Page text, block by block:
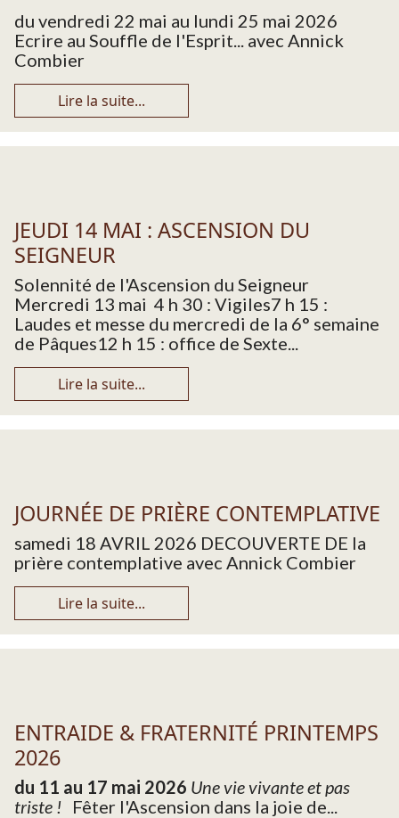
du vendredi 22 mai au lundi 25 mai 2026
Ecrire au Souffle de l'Esprit... avec Annick
Combier
Lire la suite...
JEUDI 14 MAI : ASCENSION DU
SEIGNEUR
Solennité de l'Ascension du Seigneur
Mercredi 13 mai 4 h 30 : Vigiles7 h 15 :
Laudes et messe du mercredi de la 6° semaine
de Pâques12 h 15 : office de Sexte...
Lire la suite...
JOURNÉE DE PRIÈRE CONTEMPLATIVE
samedi 18 AVRIL 2026 DECOUVERTE DE la
prière contemplative avec Annick Combier
Lire la suite...
ENTRAIDE & FRATERNITÉ PRINTEMPS
2026
du 11 au 17 mai 2026 Une vie vivante et pas
triste ! Fêter l'Ascension dans la joie de...